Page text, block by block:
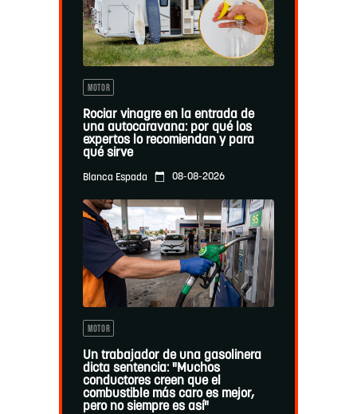
MOTOR
Rociar vinagre en la entrada de
una autocaravana: por qué los
expertos lo recomiendan y para
qué sirve
Blanca Espada 08-08-2026
MOTOR
Un trabajador de una gasolinera
dicta sentencia: "Muchos
conductores creen que el
combustible más caro es mejor,
pero no siempre es así"